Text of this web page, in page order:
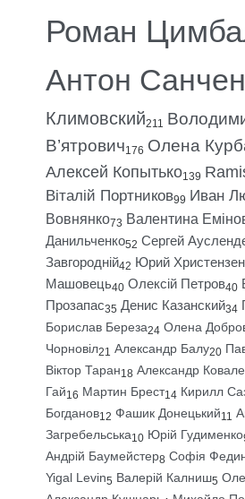
Роман
Антон
Климовский211
В’ятрович176 Олена
Алексей Копытько139
Віталій Портников99 Иван
Вовнянко73 Валентина
Данильченко52 Сергей
Завгородній42 Юрий Христензен
Машовець40 Олексій Петров40
Прозапас35 Денис Казанский34
Борислав Береза24 Олена
Чорновіл21 Александр Балу20
Віктор Таран18 Александр
Гай16 Мартин Брест14 Кирилл
Богданов12 Фашик Донецький11
Загребельська10 Юрій Гудименко
Андрій Баумейстер8 Софія
Yigal Levin5 Валерій Калниш5